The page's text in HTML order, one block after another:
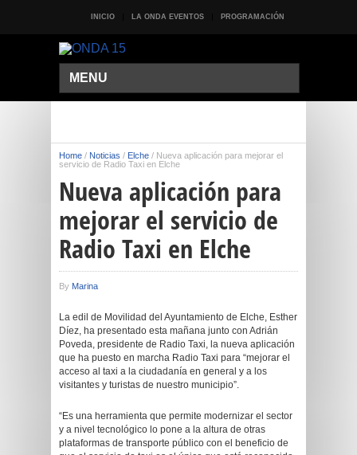
INICIO LA ONDA EVENTOS PROGRAMACIÓN
MENU
Home / Noticias / Elche / Nueva aplicación para mejorar el
servicio de Radio Taxi en Elche
Nueva aplicación para
mejorar el servicio de
Radio Taxi en Elche
By Marina
La edil de Movilidad del Ayuntamiento de Elche, Esther
Díez, ha presentado esta mañana junto con Adrián
Poveda, presidente de Radio Taxi, la nueva aplicación
que ha puesto en marcha Radio Taxi para “mejorar el
acceso al taxi a la ciudadanía en general y a los
visitantes y turistas de nuestro municipio”.
“Es una herramienta que permite modernizar el sector
y a nivel tecnológico lo pone a la altura de otras
plataformas de transporte público con el beneficio de